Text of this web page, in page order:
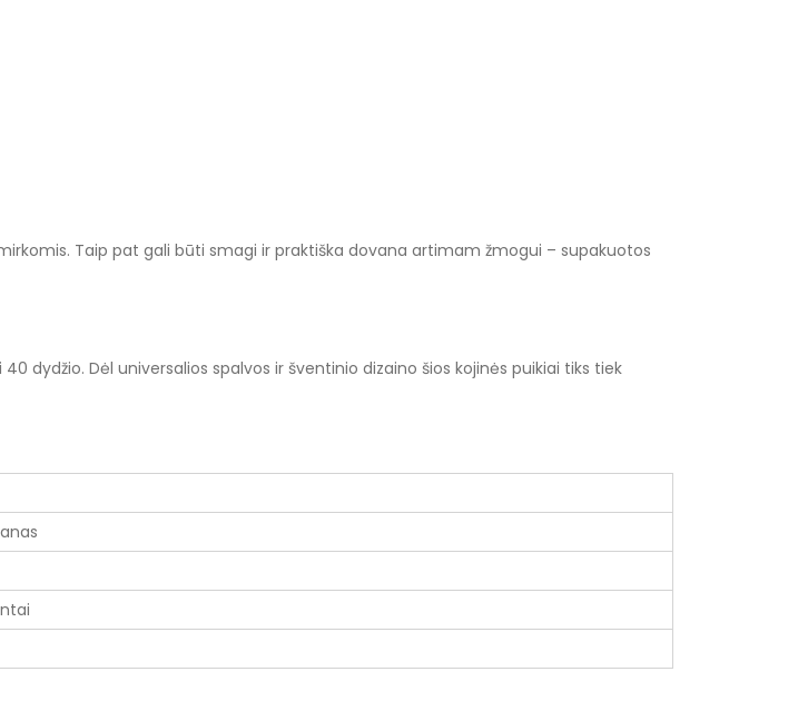
Taip pat gali būti smagi ir praktiška dovana artimam žmogui – supakuotos
dydžio. Dėl universalios spalvos ir šventinio dizaino šios kojinės puikiai tiks tiek